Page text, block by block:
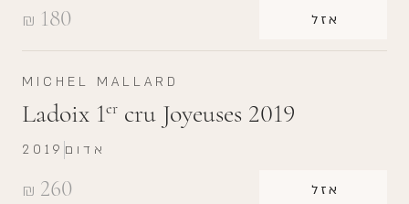
₪ 180 אזל
MICHEL MALLARD
Ladoix 1er cru Joyeuses 2019
₪ 260 אזל
2019 אדום